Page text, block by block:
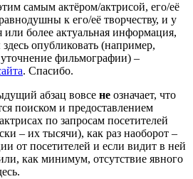
самым актёром/актрисой, его/её
к его/её творчеству, и у
или более актуальная информация,
опубликовать (например,
фильмографии) –
. Спасибо.
абзац вовсе не означает, что
поиском и предоставлением
по запросам посетителей
– их тысячи), как раз наоборот –
от посетителей и если видит в ней
как минимум, отсутствие явного